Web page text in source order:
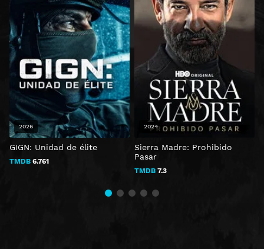
GIGN: Unidad de élite
TMDB 6.761
2026
Sierra Madre: Prohibido
Pasar
TMDB 7.3
2024